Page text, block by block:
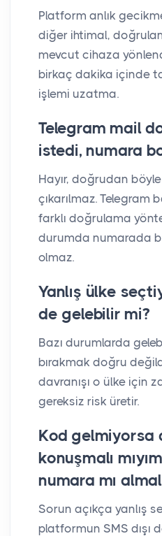
Platform anlık
diğer ihtimal,
mevcut cihaza
birkaç dakika içinde
işlemi uzatma.
Telegram mail
istedi, numara
Hayır, doğrudan
çıkarılmaz. Telegram
farklı doğrulama
durumda numarada
olmaz.
Yanlış ülke
de gelebilir mi?
Bazı durumlarda
bırakmak doğru
davranışı o ülke için
gereksiz risk üretir.
Kod gelmiyorsa
konuşmalı
numara mı
Sorun açıkça yanlış
platformun SMS dışı